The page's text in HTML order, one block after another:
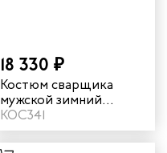
18 330 ₽
Костюм сварщика
мужской зимний
"Файмер 1" цвет серый/
черный
КОС341